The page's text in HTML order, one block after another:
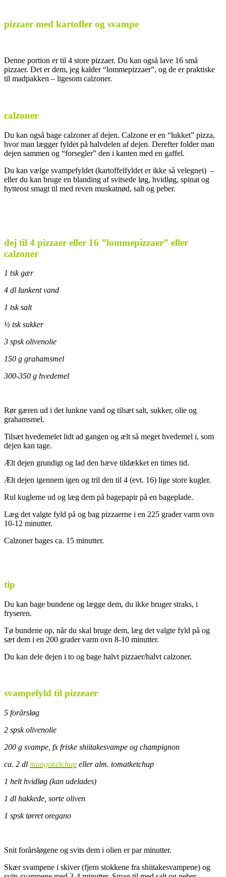
pizzaer med kartofler og svampe
Denne portion er til 4 store pizzaer. Du kan også lave 16 små
pizzaer. Det er dem, jeg kalder “lommepizzaer”, og de er praktiske
til madpakken – ligesom calzoner.
calzoner
Du kan også bage calzoner af dejen. Calzone er en “lukket” pizza,
hvor man lægger fyldet på halvdelen af dejen. Derefter folder man
dejen sammen og “forsegler” den i kanten med en gaffel.
Du kan vælge svampefyldet (kartoffelfyldet er ikke så velegnet) –
eller du kan bruge en blanding af svitsede løg, hvidløg, spinat og
hytteost smagt til med reven muskatnød, salt og peber.
dej til 4 pizzaer eller 16 ”lommepizzaer” eller
calzoner
1 tsk gær
4 dl lunkent vand
1 tsk salt
½ tsk sukker
3 spsk olivenolie
150 g grahamsmel
300-350 g hvedemel
Rør gæren ud i det lunkne vand og tilsæt salt, sukker, olie og
grahamsmel.
Tilsæt hvedemelet lidt ad gangen og ælt så meget hvedemel i, som
dejen kan tage.
Ælt dejen grundigt og lad den hæve tildækket en times tid.
Ælt dejen igennem igen og tril den til 4 (evt. 16) lige store kugler.
Rul kuglerne ud og læg dem på bagepapir på en bageplade.
Læg det valgte fyld på og bag pizzaerne i en 225 grader varm ovn
10-12 minutter.
Calzoner bages ca. 15 minutter.
tip
Du kan bage bundene og lægge dem, du ikke bruger straks, i
fryseren.
Tø bundene op, når du skal bruge dem, læg det valgte fyld på og
sæt dem i en 200 grader varm ovn 8-10 minutter.
Du kan dele dejen i to og bage halvt pizzaer/halvt calzoner.
svampefyld til pizzeaer
5 forårsløg
2 spsk olivenolie
200 g svampe, fx friske shiitakesvampe og champignon
ca. 2 dl mangoketchup eller alm. tomatketchup
1 helt hvidløg (kan udelades)
1 dl hakkede, sorte oliven
1 spsk tørret oregano
Snit forårsløgene og svits dem i olien er par minutter.
Skær svampene i skiver (fjern stokkene fra shiitakesvampene) og